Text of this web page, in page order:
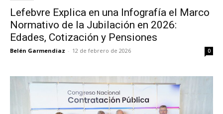
Lefebvre Explica en una Infografía el Marco
Normativo de la Jubilación en 2026:
Edades, Cotización y Pensiones
Belén Garmendiaz - 12 de febrero de 2026 0